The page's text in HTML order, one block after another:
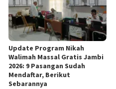
Update Program Nikah
Walimah Massal Gratis Jambi
2026: 9 Pasangan Sudah
Mendaftar, Berikut
Sebarannya